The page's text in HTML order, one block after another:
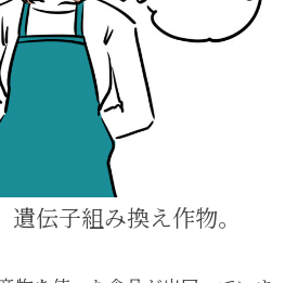
伝子組み換え作物。